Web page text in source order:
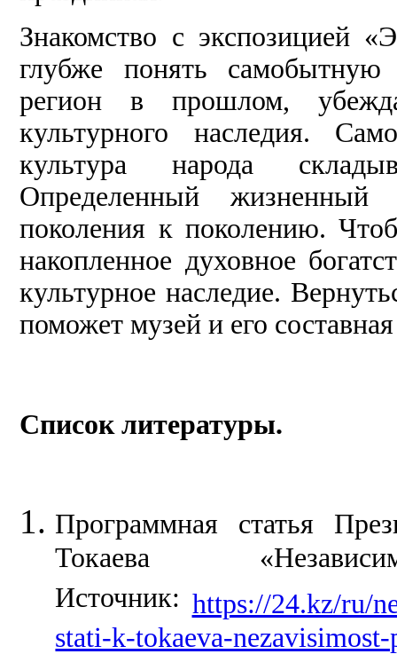
Знакомство с экспозицией
глубже понять
регион в прошлом,
культурного наследия.
культура народа
Определенный
поколения к поколению.
накопленное духовное
культурное наследие.
поможет музей и его
Список литературы.
Программная статья
Токаева
Источник: https://24.kz/ru/
stati-k-tokaeva-